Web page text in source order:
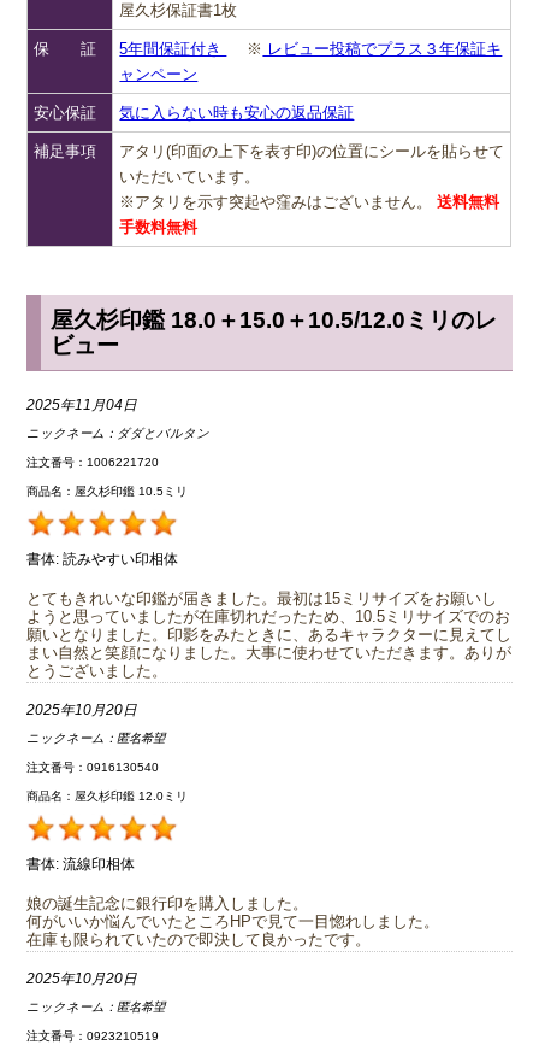
屋久杉保証書1枚
保 証 5年間保証付き ※ レビュー投稿でプラス３年保証キ
ャンペーン
安心保証 気に入らない時も安心の返品保証
補足事項
アタリ(印面の上下を表す印)の位置にシールを貼らせて
いただいています。
※アタリを示す突起や窪みはございません。送料無料
手数料無料
屋久杉印鑑 18.0＋15.0＋10.5/12.0ミリのレ
ビュー
2025年11月04日
ニックネーム： ダダとバルタン
注文番号：1006221720
商品名：屋久杉印鑑 10.5ミリ
書体: 読みやすい印相体
とてもきれいな印鑑が届きました。最初は15ミリサイズをお願いし
ようと思っていましたが在庫切れだったため、10.5ミリサイズでのお
願いとなりました。印影をみたときに、あるキャラクターに見えてし
まい自然と笑顔になりました。大事に使わせていただきます。ありが
とうございました。
2025年10月20日
ニックネーム： 匿名希望
注文番号：0916130540
商品名：屋久杉印鑑 12.0ミリ
書体: 流線印相体
娘の誕生記念に銀行印を購入しました。
何がいいか悩んでいたところHPで見て一目惚れしました。
在庫も限られていたので即決して良かったです。
2025年10月20日
ニックネーム： 匿名希望
注文番号：0923210519